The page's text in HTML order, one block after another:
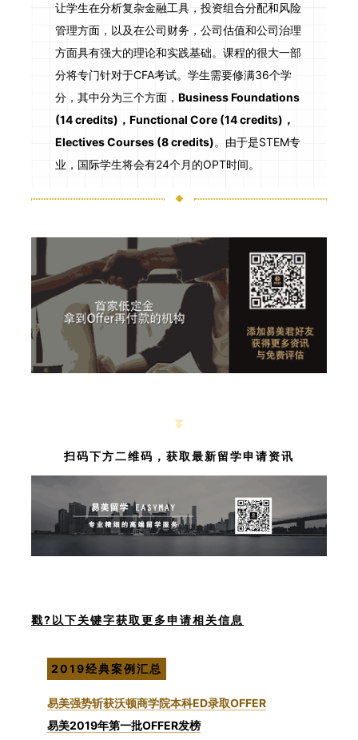
让学生在分析复杂金融工具，投资组合分配和风险
管理方面，以及在公司财务，公司估值和公司治理
方面具有强大的理论和实践基础。课程的很大一部
分将专门针对于CFA考试。学生需要修满36个学
分，其中分为三个方面， Business Foundations
(14 credits)，Functional Core (14 credits)，
Electives Courses (8 credits)。由于是STEM专
业，国际学生将会有24个月的OPT时间。
扫码下方二维码，获取最新留学申请资讯
戳?以下关键字获取更多申请相关信息
2019经典案例汇总
易美强势斩获沃顿商学院本科ED录取OFFER
易美2019年第一批OFFER发榜